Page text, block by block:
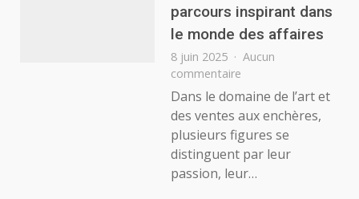
parcours inspirant dans
le monde des affaires
8 juin 2025
Aucun
commentaire
Marc
Arthur
Kohn
:
un
parcours
Dans le domaine de l’art et
des ventes aux enchères,
plusieurs figures se
distinguent par leur
passion, leur…